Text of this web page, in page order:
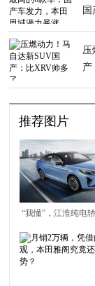
压
产
推荐图片
“我懂”，江淮纯电
定名iC5